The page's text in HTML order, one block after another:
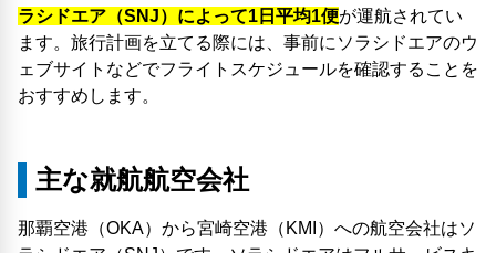
ラシドエア（SNJ）によって1日平均1便が運航されてい
ます。旅行計画を立てる際には、事前にソラシドエアのウ
ェブサイトなどでフライトスケジュールを確認することを
おすすめします。
主な就航航空会社
那覇空港（OKA）から宮崎空港（KMI）への航空会社はソ